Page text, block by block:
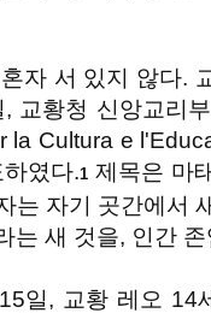
자 서 있지 않다.
교황청 신앙교리
la Cultura e
였다.1 제목은 마
는 자기 곳간에서
는 새 것을, 인간
일, 교황 레오